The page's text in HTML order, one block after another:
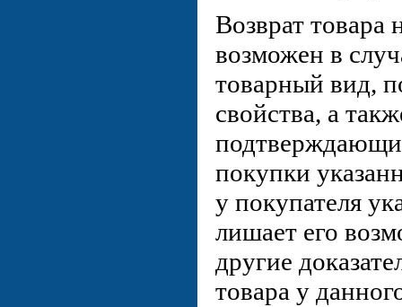
Возврат товара
возможен в
товарный вид,
свойства, а
покупки
у покупателя
лишает его
другие
товара у